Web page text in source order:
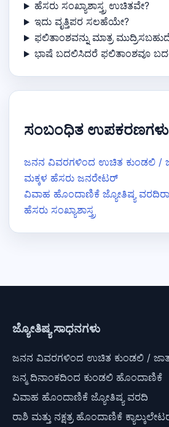
ಹೆಸರು ಸಂಖ್ಯಾಶಾಸ್ತ್ರ ಉಚಿತವೇ?
ಇದು ವೃತ್ತಿಪರ ಸಲಹೆಯೇ?
ಫಲಿತಾಂಶವನ್ನು ಮಾತ್ರ
ಭಾಷೆ ಬದಲಿಸಿದರೆ ಫಲಿತಾಂಶವೂ
ಸಂಬಂಧಿತ ಉಪಕರಣಗಳು
ಜನನ ವಿವರಗಳಿಂದ ಉಚಿತ ಕುಂಡಲಿ /
ಮಕ್ಕಳ ಹೆಸರು ಜನರೇಟರ್
ವಿವಾಹ ಹೊಂದಾಣಿಕೆ ಜ್ಯೋತಿಷ್ಯ ವರದಿ
ಹೆಸರು ಸಂಖ್ಯಾಶಾಸ್ತ್ರ
ಜ್ಯೋತಿಷ್ಯ ಸಾಧನಗಳು
ಜನನ ವಿವರಗಳಿಂದ ಉಚಿತ ಕುಂಡಲಿ /
ಜನ್ಮ ದಿನಾಂಕದಿಂದ ಕುಂಡಲಿ ಹೊಂದಾಣಿಕೆ
ವಿವಾಹ ಹೊಂದಾಣಿಕೆ ಜ್ಯೋತಿಷ್ಯ ವರದಿ
ರಾಶಿ ಮತ್ತು ನಕ್ಷತ್ರ ಹೊಂದಾಣಿಕೆ